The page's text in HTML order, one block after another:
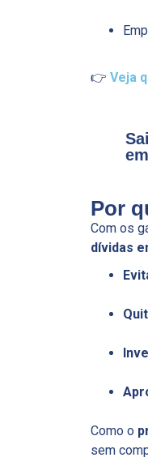
👉 Veja
Por
Com os
dívidas
Como o
sem